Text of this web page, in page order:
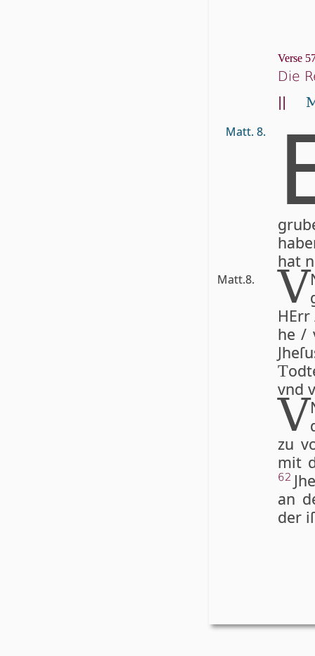
Verse
Die
Matt. 8.
hat
Matt.8. V
he /
T
vnd
V
zu
mit
62
an
der